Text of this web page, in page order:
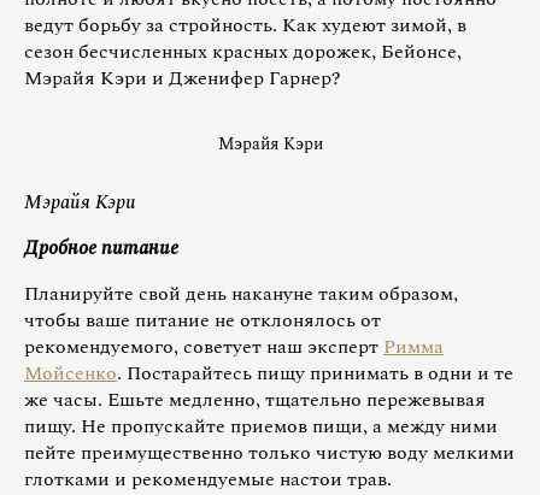
ведут борьбу за стройность. Как худеют зимой, в
сезон бесчисленных красных дорожек, Бейонсе,
Мэрайя Кэри и Дженифер Гарнер?
Мэрайя Кэри
Мэрайя Кэри
Дробное питание
Планируйте свой день накануне таким образом,
чтобы ваше питание не отклонялось от
рекомендуемого, советует наш эксперт Римма
Мойсенко. Постарайтесь пищу принимать в одни и те
же часы. Ешьте медленно, тщательно пережевывая
пищу. Не пропускайте приемов пищи, а между ними
пейте преимущественно только чистую воду мелкими
глотками и рекомендуемые настои трав.